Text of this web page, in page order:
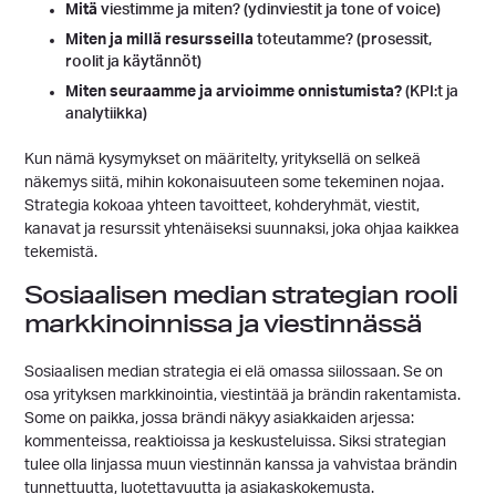
Mitä viestimme ja miten? (ydinviestit ja tone of voice)
Miten ja millä resursseilla toteutamme? (prosessit,
roolit ja käytännöt)
Miten seuraamme ja arvioimme onnistumista? (KPI:t ja
analytiikka)
Kun nämä kysymykset on määritelty, yrityksellä on selkeä
näkemys siitä, mihin kokonaisuuteen some tekeminen nojaa.
Strategia kokoaa yhteen tavoitteet, kohderyhmät, viestit,
kanavat ja resurssit yhtenäiseksi suunnaksi, joka ohjaa kaikkea
tekemistä.
Sosiaalisen median strategian rooli
markkinoinnissa ja viestinnässä
Sosiaalisen median strategia ei elä omassa siilossaan. Se on
osa yrityksen markkinointia, viestintää ja brändin rakentamista.
Some on paikka, jossa brändi näkyy asiakkaiden arjessa:
kommenteissa, reaktioissa ja keskusteluissa. Siksi strategian
tulee olla linjassa muun viestinnän kanssa ja vahvistaa brändin
tunnettuutta, luotettavuutta ja asiakaskokemusta.